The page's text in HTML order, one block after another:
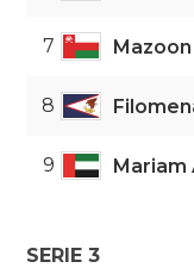
7
8
9 Mariam
SERIE 3